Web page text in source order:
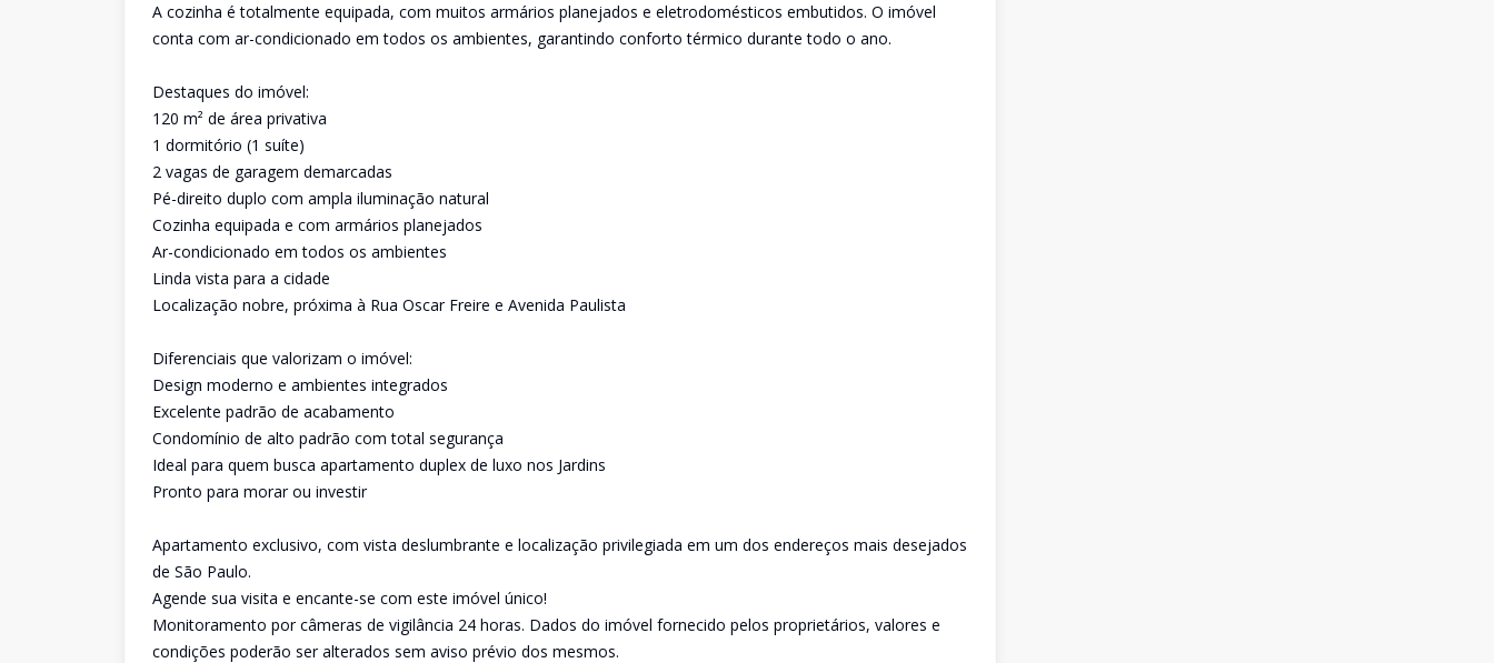
A cozinha é totalmente equipada, com muitos armários planejados e eletrodomésticos embutidos. O imóvel
conta com ar-condicionado em todos os ambientes, garantindo conforto térmico durante todo o ano.
Destaques do imóvel:
120 m² de área privativa
1 dormitório (1 suíte)
2 vagas de garagem demarcadas
Pé-direito duplo com ampla iluminação natural
Cozinha equipada e com armários planejados
Ar-condicionado em todos os ambientes
Linda vista para a cidade
Localização nobre, próxima à Rua Oscar Freire e Avenida Paulista
Diferenciais que valorizam o imóvel:
Design moderno e ambientes integrados
Excelente padrão de acabamento
Condomínio de alto padrão com total segurança
Ideal para quem busca apartamento duplex de luxo nos Jardins
Pronto para morar ou investir
Apartamento exclusivo, com vista deslumbrante e localização privilegiada em um dos endereços mais desejados
de São Paulo.
Agende sua visita e encante-se com este imóvel único!
Monitoramento por câmeras de vigilância 24 horas. Dados do imóvel fornecido pelos proprietários, valores e
condições poderão ser alterados sem aviso prévio dos mesmos.